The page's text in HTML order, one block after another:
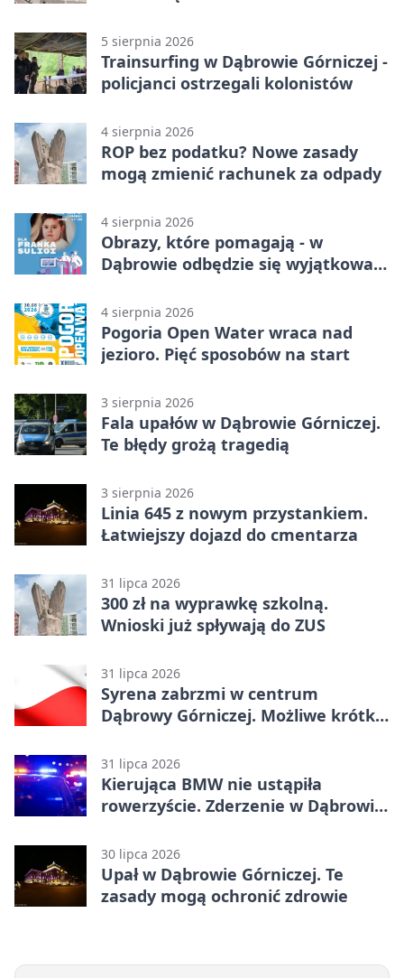
5 sierpnia 2026
Trainsurfing w Dąbrowie Górniczej -
policjanci ostrzegali kolonistów
4 sierpnia 2026
ROP bez podatku? Nowe zasady
mogą zmienić rachunek za odpady
4 sierpnia 2026
Obrazy, które pomagają - w
Dąbrowie odbędzie się wyjątkowa
4 sierpnia 2026
Pogoria Open Water wraca nad
jezioro. Pięć sposobów na start
3 sierpnia 2026
Fala upałów w Dąbrowie Górniczej.
Te błędy grożą tragedią
3 sierpnia 2026
Linia 645 z nowym przystankiem.
Łatwiejszy dojazd do cmentarza
31 lipca 2026
300 zł na wyprawkę szkolną.
Wnioski już spływają do ZUS
31 lipca 2026
Syrena zabrzmi w centrum
Dąbrowy Górniczej. Możliwe krótkie
31 lipca 2026
Kierująca BMW nie ustąpiła
rowerzyście. Zderzenie w Dąbrowie
30 lipca 2026
Upał w Dąbrowie Górniczej. Te
zasady mogą ochronić zdrowie